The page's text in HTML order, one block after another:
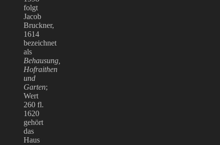
folgt
Jacob
Bruckner,
1614
bezeichnet
als
Behausung,
Hofraithen
und
Garten;
Wert
260 fl.
1620
gehört
das
Haus